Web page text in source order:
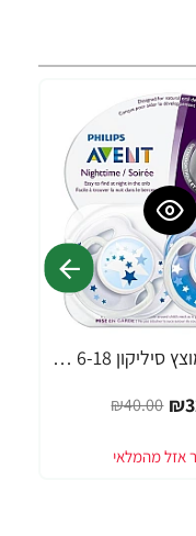
אוונט לילה מוצץ סיליקון 6-18 חודשים 2 יחידות - מבית Philips Avent
₪40.00